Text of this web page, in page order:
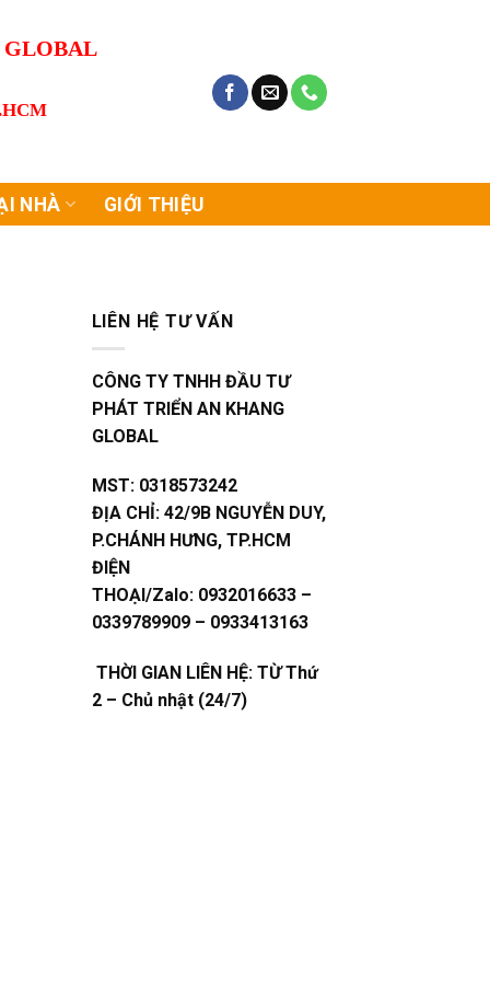
GLOBAL
NHÀ GIỚI THIỆU
LIÊN HỆ TƯ VẤN
CÔNG TY TNHH ĐẦU TƯ
PHÁT TRIỂN AN KHANG
GLOBAL
MST: 0318573242
ĐỊA CHỈ: 42/9B NGUYỄN DUY,
P.CHÁNH HƯNG, TP.HCM
ĐIỆN
THOẠI/Zalo: 0932016633 –
0339789909 – 0933413163
THỜI GIAN LIÊN HỆ: TỪ Thứ
2 – Chủ nhật (24/7)